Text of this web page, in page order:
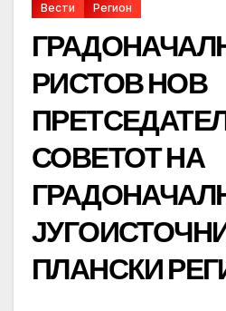
Вести Регион
РИСТОВ НОВ
СОВЕТОТ НА
ПЛАНСКИ